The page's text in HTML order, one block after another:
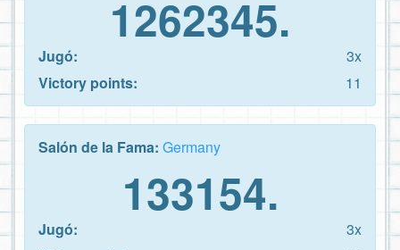
1262345.
Jugó:
3x
Victory points:
11
Salón de la Fama: Germany
133154.
Jugó:
3x